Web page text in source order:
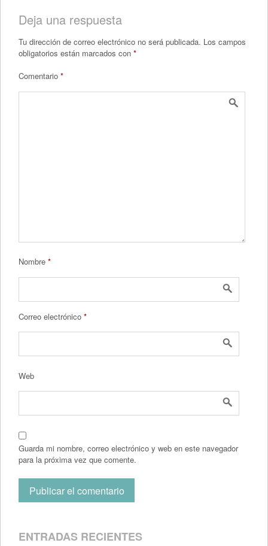
Deja una respuesta
Tu dirección de correo electrónico no será publicada. Los campos
obligatorios están marcados con *
Comentario *
Nombre *
Correo electrónico *
Web
Guarda mi nombre, correo electrónico y web en este navegador
para la próxima vez que comente.
ENTRADAS RECIENTES